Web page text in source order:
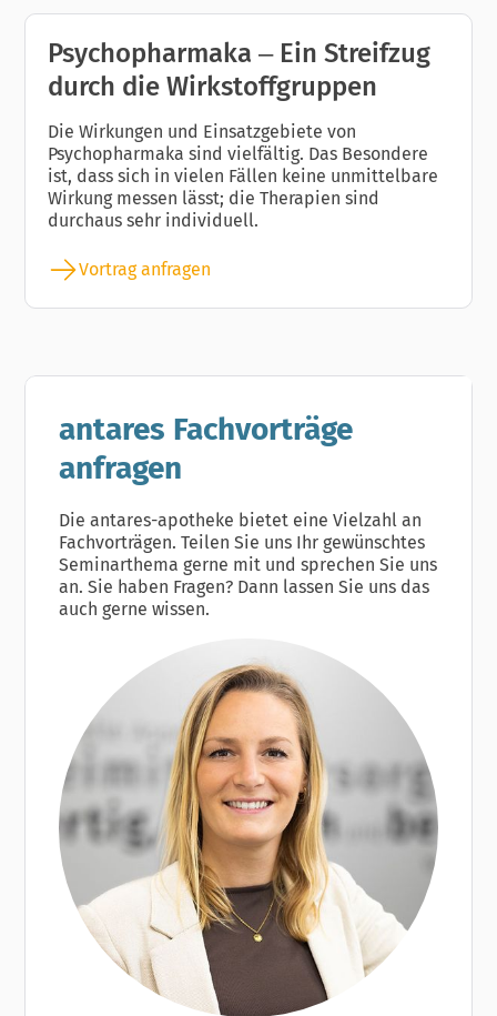
Psychopharmaka – Ein Streifzug
durch die Wirkstoffgruppen
Die Wirkungen und Einsatzgebiete von
Psychopharmaka sind vielfältig. Das Besondere
ist, dass sich in vielen Fällen keine unmittelbare
Wirkung messen lässt; die Therapien sind
durchaus sehr individuell.
Vortrag anfragen
antares Fachvorträge
anfragen
Die antares-apotheke bietet eine Vielzahl an
Fachvorträgen. Teilen Sie uns Ihr gewünschtes
Seminarthema gerne mit und sprechen Sie uns
an. Sie haben Fragen? Dann lassen Sie uns das
auch gerne wissen.